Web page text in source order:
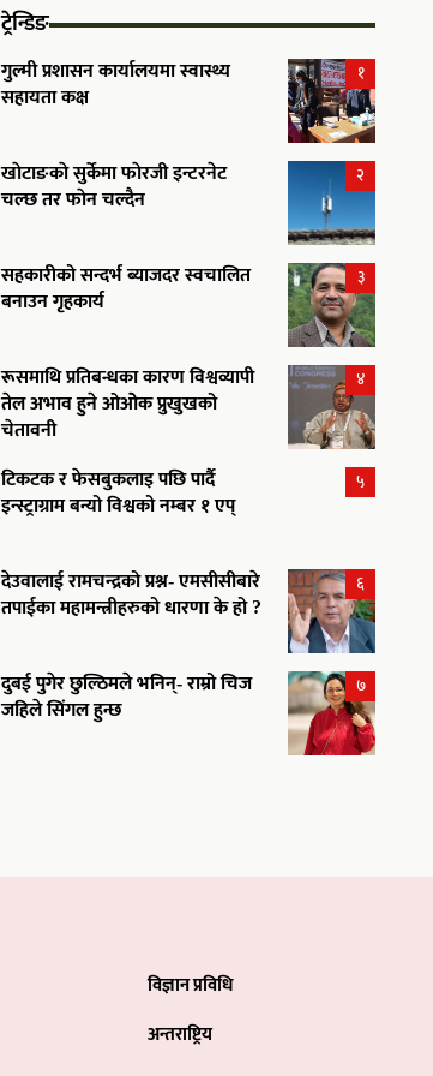
ट्रेन्डिङ
गुल्मी प्रशासन कार्यालयमा स्वास्थ्य
सहायता कक्ष
१
खाेटाङकाे सुर्केमा फाेरजी इन्टरनेट
चल्छ तर फाेन चल्दैन
२
सहकारीको सन्दर्भ ब्याजदर स्वचालित
बनाउन गृहकार्य
३
रूसमाथि प्रतिबन्धका कारण विश्वव्यापी
तेल अभाव हुने ओओेक प्रुखुखको
चेतावनी
४
टिकटक र फेसबुकलाइ पछि पार्दै
इन्स्ट्राग्राम बन्यो विश्वको नम्बर १ एप्
५
देउवालाई रामचन्द्रको प्रश्न- एमसीसीबारे
तपाईका महामन्त्रीहरुको धारणा के हो ?
६
दुबई पुगेर छुल्ठिमले भनिन्- राम्रो चिज
जहिले सिंगल हुन्छ
७
विज्ञान प्रविधि
अन्तराष्ट्रिय